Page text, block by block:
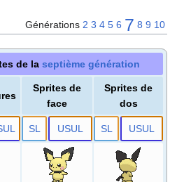
Générations 2 3 4 5 6 7 8 9 10
de la septième génération
Sprites de
face
Sprites de
dos
UL SL USUL SL USUL